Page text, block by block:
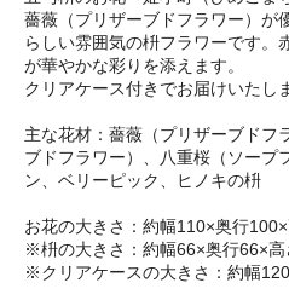
薔薇（プリザーブドフラワー）が
らしい雰囲気の枡フラワーです。
が華やかな彩りを添えます。
クリアケース付きでお届けいたし
主な花材：薔薇（プリザーブドフ
ブドフラワー）、八重桜（ソープ
ン、ベリーピック、ヒノキの枡
お花の大きさ：約幅110×奥行
※枡の大きさ：約幅66×奥行66×高
※クリアケースの大きさ：約幅